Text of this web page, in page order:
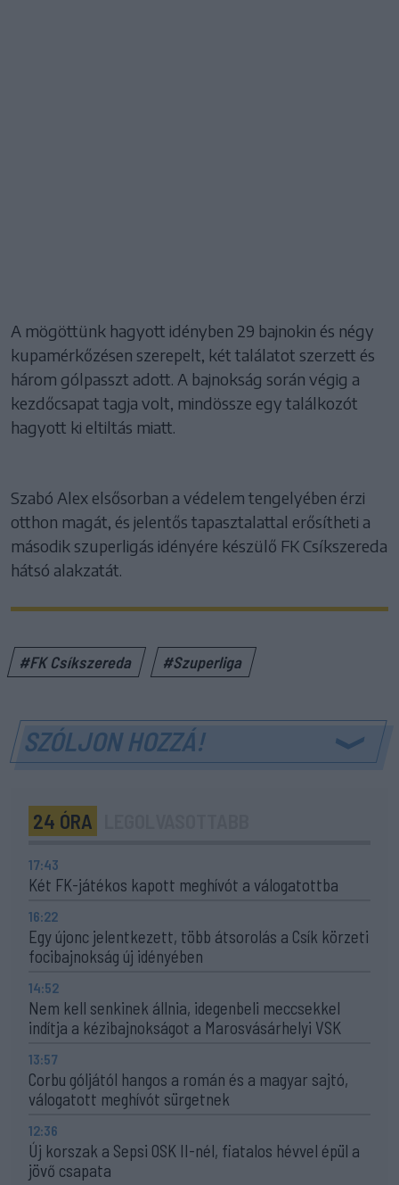
A mögöttünk hagyott idényben 29 bajnokin és négy
kupamérkőzésen szerepelt, két találatot szerzett és
három gólpasszt adott. A bajnokság során végig a
kezdőcsapat tagja volt, mindössze egy találkozót
hagyott ki eltiltás miatt.
Szabó Alex elsősorban a védelem tengelyében érzi
otthon magát, és jelentős tapasztalattal erősítheti a
második szuperligás idényére készülő FK Csíkszereda
hátsó alakzatát.
#FK Csíkszereda #Szuperliga
SZÓLJON HOZZÁ!
24 ÓRA
17:43
Két FK-játékos kapott meghívót a válogatottba
16:22
Egy újonc jelentkezett, több átsorolás a Csík körzeti
focibajnokság új idényében
14:52
Nem kell senkinek állnia, idegenbeli meccsekkel
indítja a kézibajnokságot a Marosvásárhelyi VSK
13:57
Corbu góljától hangos a román és a magyar sajtó,
válogatott meghívót sürgetnek
12:36
Új korszak a Sepsi OSK II-nél, fiatalos hévvel épül a
jövő csapata